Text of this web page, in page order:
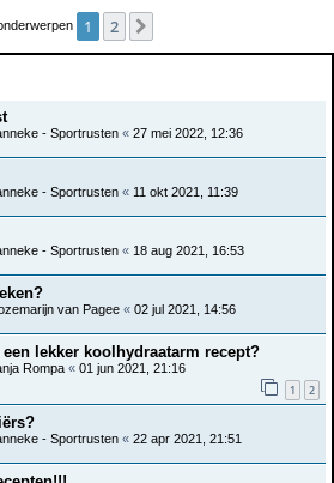
1 2
- Sportrusten « 27 mei 2022, 12:36
- Sportrusten « 11 okt 2021, 11:39
- Sportrusten « 18 aug 2021, 16:53
van Pagee « 02 jul 2021, 14:56
lekker koolhydraatarm recept?
Rompa « 01 jun 2021, 21:16
1 2
- Sportrusten « 22 apr 2021, 21:51